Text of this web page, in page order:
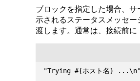
ブロックを指定した場合、
示されるステータスメッセー
渡します。通常は、接続前に